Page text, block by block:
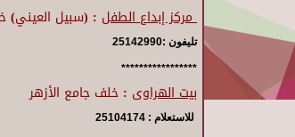
مركز إبداع الطفل : (سبيل العيني)
تليفون :25142990
*****************
بيت الهراوى : خلف جامع الأزهر
للاستعلام : 25104174